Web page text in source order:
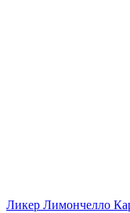
Ликер Лимончелло